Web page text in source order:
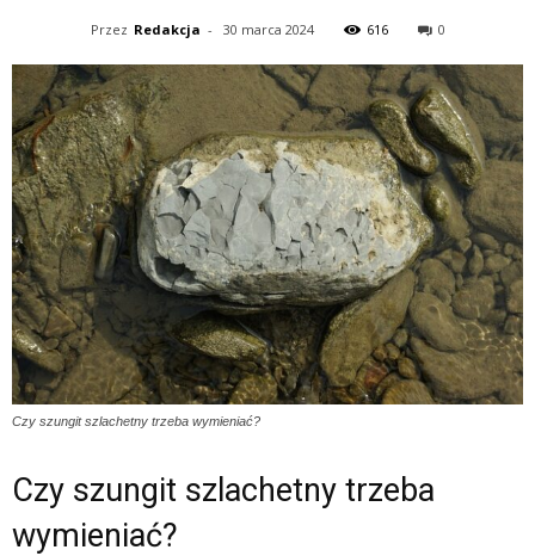
Przez Redakcja - 30 marca 2024 616 0
Czy szungit szlachetny trzeba wymieniać?
Czy szungit szlachetny trzeba
wymieniać?